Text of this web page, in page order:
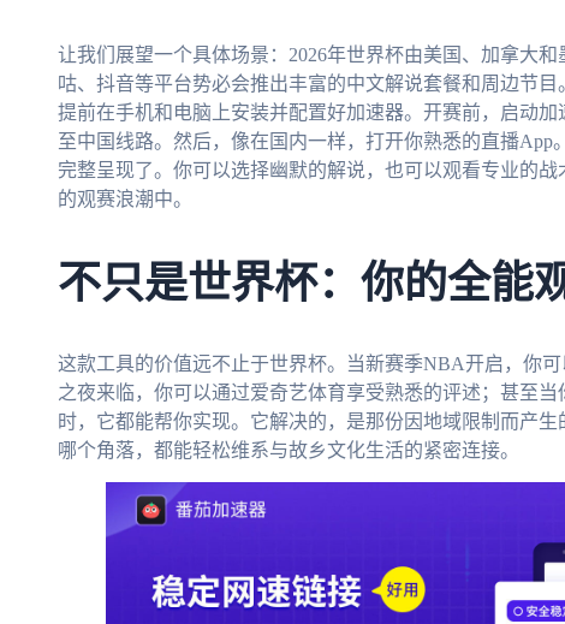
让我们展望一个具体场景：2026年世界杯由美国、加拿大
咕、抖音等平台势必会推出丰富的中文解说套餐和周边节目
提前在手机和电脑上安装并配置好加速器。开赛前，启动加
至中国线路。然后，像在国内一样，打开你熟悉的直播
完整呈现了。你可以选择幽默的解说，也可以观看专业的
的观赛浪潮中。
不只是世界杯：你的全能
这款工具的价值远不止于世界杯。当新赛季NBA开启，你
之夜来临，你可以通过爱奇艺体育享受熟悉的评述；甚至
时，它都能帮你实现。它解决的，是那份因地域限制而产
哪个角落，都能轻松维系与故乡文化生活的紧密连接。